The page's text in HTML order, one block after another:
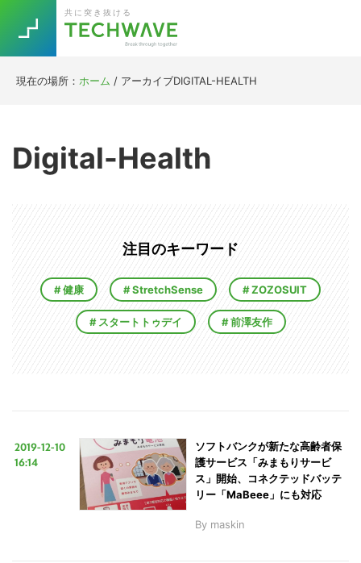
primary
navigation
main
content
primary
sidebar
footer
共に突き抜ける
現在の場所： ホーム / アーカイブDIGITAL-HEALTH
Digital-Health
注目のキーワード
健康 StretchSense ZOZOSUIT
スタートトゥデイ 前澤友作
2019-12-10
16:14
ソフトバンクが新たな高齢者保
護サービス「みまもりサービ
ス」開始、コネクテッドバッテ
リー「MaBeee」にも対応
By maskin
Re:Work
[Voice Edition]
投資家登録
Daily Weekly Monthly